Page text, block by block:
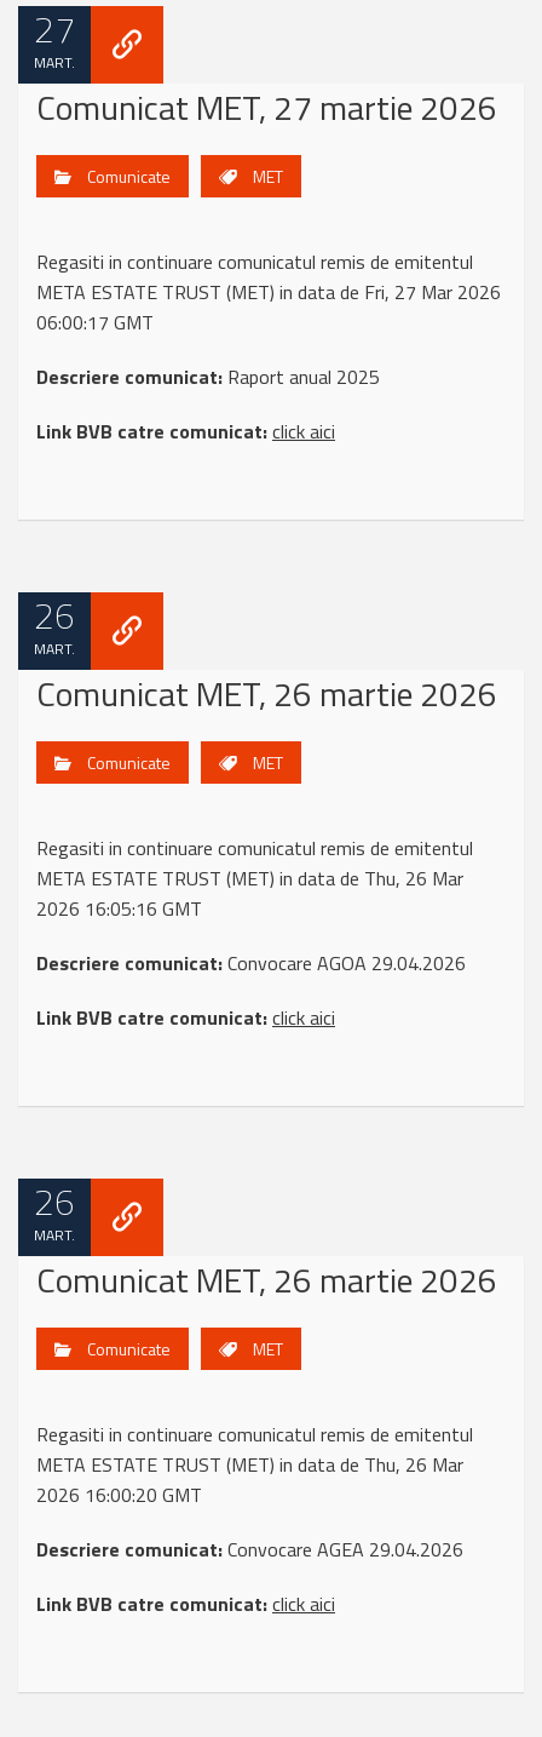
27
MART.
Comunicat MET, 27 martie 2026
Comunicate MET
Regasiti in continuare comunicatul remis de emitentul
META ESTATE TRUST (MET) in data de Fri, 27 Mar 2026
06:00:17 GMT
Descriere comunicat: Raport anual 2025
Link BVB catre comunicat:click aici
26
MART.
Comunicat MET, 26 martie 2026
Comunicate MET
Regasiti in continuare comunicatul remis de emitentul
META ESTATE TRUST (MET) in data de Thu, 26 Mar
2026 16:05:16 GMT
Descriere comunicat:Convocare AGOA 29.04.2026
Link BVB catre comunicat:click aici
26
MART.
Comunicat MET, 26 martie 2026
Comunicate MET
Regasiti in continuare comunicatul remis de emitentul
META ESTATE TRUST (MET) in data de Thu, 26 Mar
2026 16:00:20 GMT
Descriere comunicat:Convocare AGEA 29.04.2026
Link BVB catre comunicat:click aici